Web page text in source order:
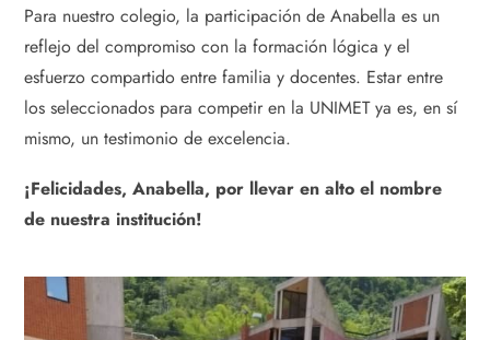
Para nuestro colegio, la participación de Anabella es un
reflejo del compromiso con la formación lógica y el
esfuerzo compartido entre familia y docentes. Estar entre
los seleccionados para competir en la UNIMET ya es, en sí
mismo, un testimonio de excelencia.
¡Felicidades, Anabella, por llevar en alto el nombre
de nuestra institución!